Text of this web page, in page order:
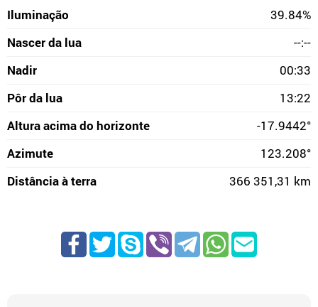
Iluminação
39.84%
Nascer da lua
--:--
Nadir
00:33
Pôr da lua
13:22
Altura acima do horizonte
-17.9442°
Azimute
123.208°
Distância à terra
366 351,31 km